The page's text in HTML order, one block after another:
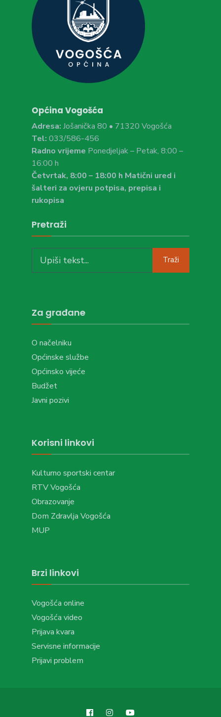
Općina Vogošća
Adresa: Jošanička 80 • 71320 Vogošća
Tel: 033/586-456
Radno vrijeme Ponedjeljak – Petak, 8:00 –
16:00 h
Četvrtak, 8:00 – 18:00 h Matični ured i
šalteri za ovjeru potpisa, prepisa i
rukopisa
Pretraži
for:
Traži
Za građane
O načelniku
Općinske službe
Općinsko vijeće
Budžet
Javni pozivi
Korisni linkovi
Kulturno sportski centar
RTV Vogošća
Obrazovanje
Dom Zdravlja Vogošća
MUP
Brzi linkovi
Vogošća online
Vogošća video
Prijava kvara
Servisne informacije
Prijavi problem